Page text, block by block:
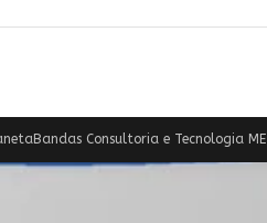
Consultoria e Tecnologia ME